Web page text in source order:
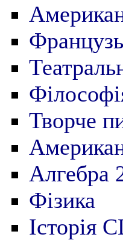
Творче
Алгебра
Фізика
Історія